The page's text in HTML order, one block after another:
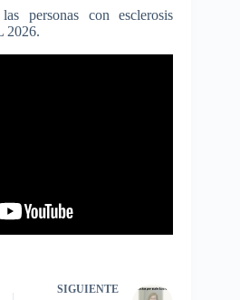
personas con esclerosis
2026.
SIGUIENTE